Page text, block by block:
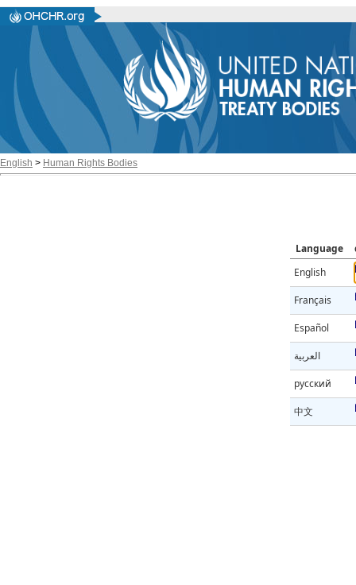
English > Human Rights Bodies
Language
English
Français
Español
العربية
русский
中文